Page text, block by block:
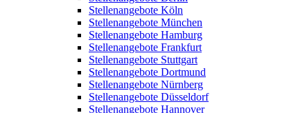
Stellenangebote Köln
Stellenangebote München
Stellenangebote Hamburg
Stellenangebote Frankfurt
Stellenangebote Stuttgart
Stellenangebote Dortmund
Stellenangebote Nürnberg
Stellenangebote Düsseldorf
Stellenangebote Hannover